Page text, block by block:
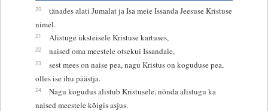
20
tänades alati Jumalat ja Isa meie Issanda Jeesuse Kristuse
nimel.
21 Alistuge üksteisele Kristuse kartuses,
22 naised oma meestele otsekui Issandale,
23
sest mees on naise pea, nagu Kristus on koguduse pea,
olles ise ihu päästja.
24
Nagu kogudus alistub Kristusele, nõnda alistugu ka
naised meestele kõigis asjus.